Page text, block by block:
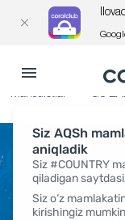
Siz AQSh
aniqladik
Siz #COUNTRY
qiladigan
Siz o‘z
kirishingiz